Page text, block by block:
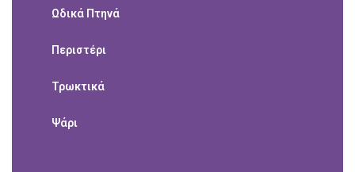
Ωδικά Πτηνά
Περιστέρι
Τρωκτικά
Ψάρι